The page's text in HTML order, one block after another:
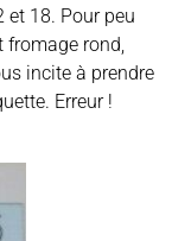
et 18. Pour peu
fromage rond,
incite à prendre
Erreur !